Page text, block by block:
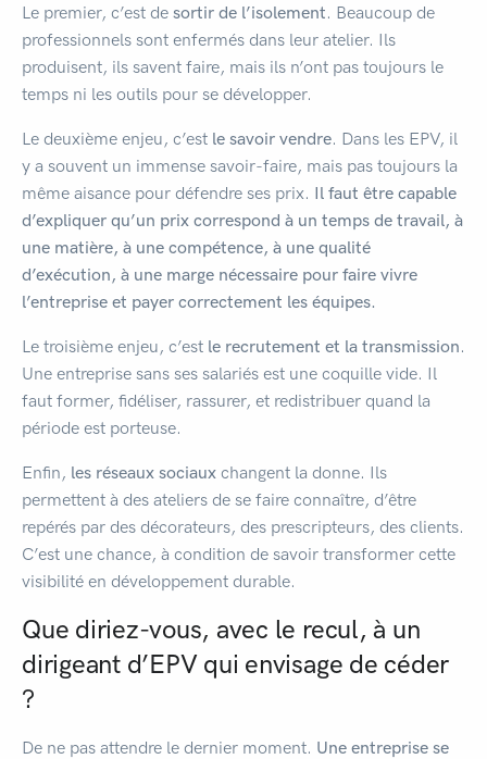
Le premier, c’est de sortir de l’isolement. Beaucoup de
professionnels sont enfermés dans leur atelier. Ils
produisent, ils savent faire, mais ils n’ont pas toujours le
temps ni les outils pour se développer.
Le deuxième enjeu, c’est le savoir vendre. Dans les EPV, il
y a souvent un immense savoir-faire, mais pas toujours la
même aisance pour défendre ses prix. Il faut être capable
d’expliquer qu’un prix correspond à un temps de travail, à
une matière, à une compétence, à une qualité
d’exécution, à une marge nécessaire pour faire vivre
l’entreprise et payer correctement les équipes.
Le troisième enjeu, c’est le recrutement et la transmission.
Une entreprise sans ses salariés est une coquille vide. Il
faut former, fidéliser, rassurer, et redistribuer quand la
période est porteuse.
Enfin, les réseaux sociaux changent la donne. Ils
permettent à des ateliers de se faire connaître, d’être
repérés par des décorateurs, des prescripteurs, des clients.
C’est une chance, à condition de savoir transformer cette
visibilité en développement durable.
Que diriez-vous, avec le recul, à un
dirigeant d’EPV qui envisage de céder
?
De ne pas attendre le dernier moment. Une entreprise se